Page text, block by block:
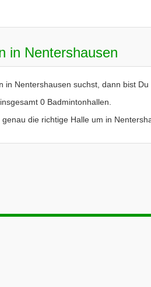
in Nentershausen
in Nentershausen suchst, dann bist
0 Badmintonhallen.
die richtige Halle um in